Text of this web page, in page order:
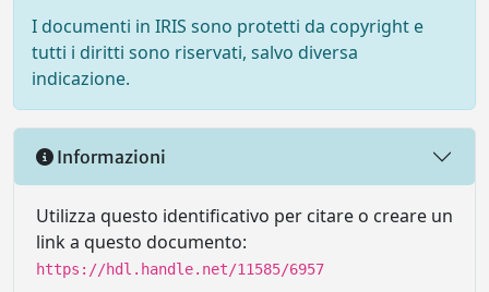
I documenti in IRIS sono protetti da copyright e
tutti i diritti sono riservati, salvo diversa
indicazione.
Informazioni
Utilizza questo identificativo per citare o creare un
link a questo documento:
https://hdl.handle.net/11585/6957